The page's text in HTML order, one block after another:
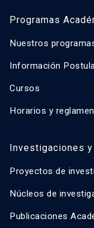
Programas
Nuestros
Información
Cursos
Horarios y
Investigaciones
Proyectos de
Núcleos de
Publicaciones